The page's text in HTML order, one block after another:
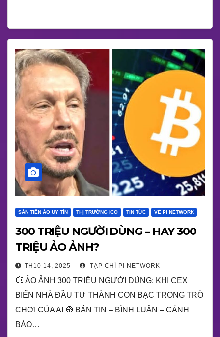
SÀN TIỀN ẢO UY TÍN THỊ TRƯỜNG ICO TIN TỨC VỀ PI NETWORK
300 TRIỆU NGƯỜI DÙNG – HAY 300
TRIỆU ẢO ẢNH?
TH10 14, 2025 TẠP CHÍ PI NETWORK
💥 ẢO ẢNH 300 TRIỆU NGƯỜI DÙNG: KHI CEX
BIẾN NHÀ ĐẦU TƯ THÀNH CON BẠC TRONG TRÒ
CHƠI CỦA AI 🧭 BẢN TIN – BÌNH LUẬN – CẢNH
BÁO…